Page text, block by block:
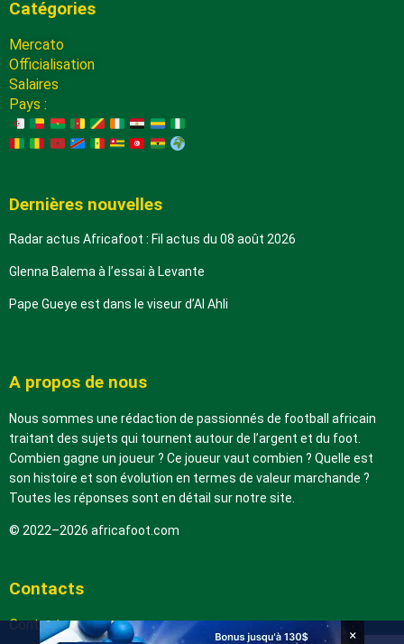
Catégories
Mercato
Officialisation
Salaires
Pays :
Dernières nouvelles
Radar actus Africafoot : Fil actus du 08 août 2026
Glenna Balema à l’essai à Levante
Pape Gueye est dans le viseur d’Al Ahli
A propos de nous
Nous sommes une rédaction de passionnés de football africain
traitant des sujets qui tournent autour de l’argent et du foot.
Combien gagne un joueur ? Ce joueur vaut combien ? Quelle est
son histoire et son évolution en termes de valeur marchande ?
Toutes les réponses sont en détail sur notre site.
© 2022–2026 africafoot.com
Contacts
Contactez-nous ×